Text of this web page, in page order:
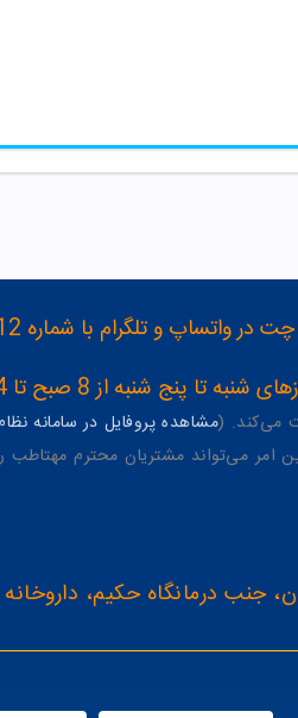
و تلگرام با شماره 09358343612-09302007587
از 8 صبح تا 4 عصر به شماره 02165389693
مشاهده پروفایل در سامانه
می‌تواند مشتریان محترم مهتاطب
جنب درمانگاه حکیم،